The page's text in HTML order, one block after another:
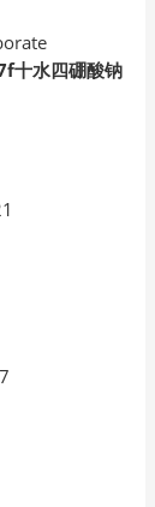
十水四硼酸钠